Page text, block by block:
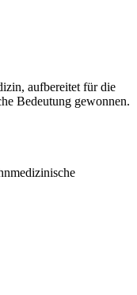
aufbereitet für die
Bedeutung gewonnen.